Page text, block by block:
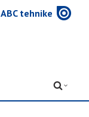
ABC tehnike w
D